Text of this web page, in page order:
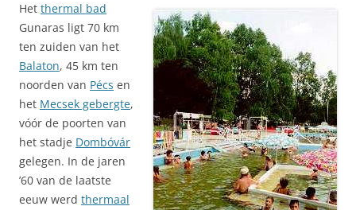
Het thermal bad
Gunaras ligt 70 km
ten zuiden van het
Balaton, 45 km ten
noorden van Pécs en
het Mecsek gebergte,
vóór de poorten van
het stadje Dombóvár
gelegen. In de jaren
’60 van de laatste
eeuw werd thermaal